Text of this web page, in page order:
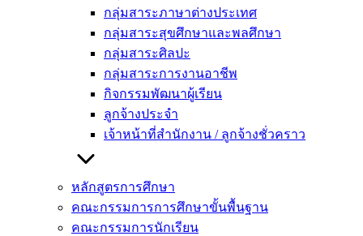
กลุ่มสาระภาษาต่างประเทศ
กลุ่มสาระสุขศึกษาและพลศึกษา
กลุ่มสาระศิลปะ
กลุ่มสาระการงานอาชีพ
กิจกรรมพัฒนาผู้เรียน
ลูกจ้างประจำ
เจ้าหน้าที่สำนักงาน / ลูกจ้างชั่วคราว
หลักสูตรการศึกษา
คณะกรรมการการศึกษาขั้นพื้นฐาน
คณะกรรมการนักเรียน